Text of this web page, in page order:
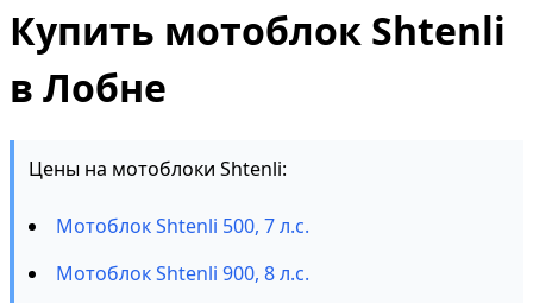
Купить мотоблок Shtenli
в Лобне
Цены на мотоблоки Shtenli:
Мотоблок Shtenli 500, 7 л.с.
Мотоблок Shtenli 900, 8 л.с.